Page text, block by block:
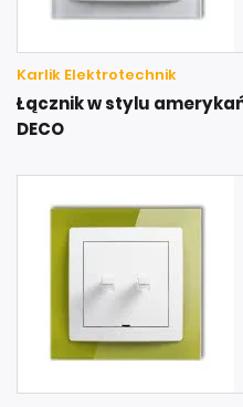
Karlik Elektrotechnik
Łącznik w stylu
DECO